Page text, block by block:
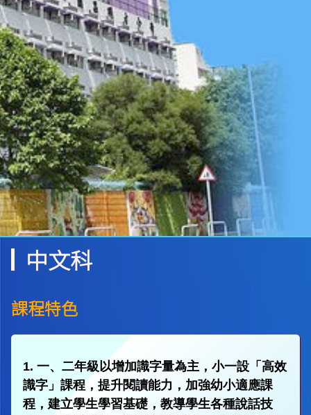
中文科
課程特色
1. 一、二年級以增加識字量為主，小一設「高效
識字」課程，提升閱讀能力，加強幼小適應課
程，建立學生學習基礎，教導學生各種說話技